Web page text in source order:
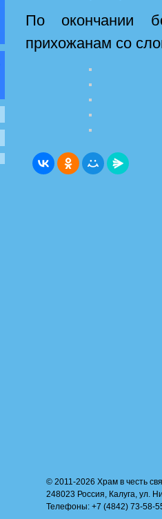
По окончании
прихожанам со
© 2011-2026 Храм в честь
248023 Россия, Калуга, ул.
Телефоны: +7 (4842) 73-58-